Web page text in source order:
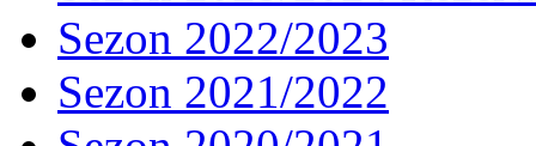
Sezon 2022/2023
Sezon 2021/2022